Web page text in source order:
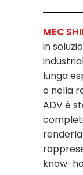
MEC
in
lunga
e nella
ADV è
know-